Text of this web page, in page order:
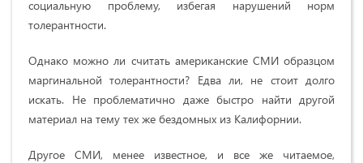
социальную проблему, избегая нарушений норм
толерантности.
Однако можно ли считать американские СМИ образцом
маргинальной толерантности? Едва ли, не стоит долго
искать. Не проблематично даже быстро найти другой
материал на тему тех же бездомных из Калифорнии.
Другое СМИ, менее известное, и все же читаемое,